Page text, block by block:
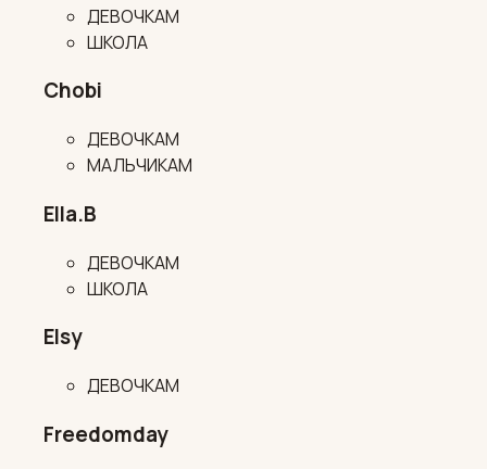
ДЕВОЧКАМ
ШКОЛА
Chobi
ДЕВОЧКАМ
МАЛЬЧИКАМ
Ella.B
ДЕВОЧКАМ
ШКОЛА
Elsy
ДЕВОЧКАМ
Freedomday